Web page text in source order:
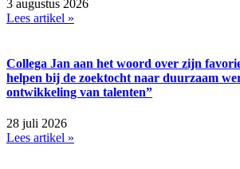
3 augustus 2026
Lees artikel »
Collega Jan aan het woord over zijn
helpen bij de zoektocht naar duurzaam
ontwikkeling van talenten”
28 juli 2026
Lees artikel »